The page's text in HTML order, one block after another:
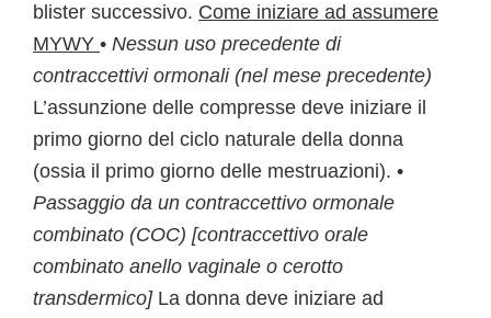
blister successivo. Come iniziare ad assumere
MYWY • Nessun uso precedente di
contraccettivi ormonali (nel mese precedente)
L’assunzione delle compresse deve iniziare il
primo giorno del ciclo naturale della donna
(ossia il primo giorno delle mestruazioni). •
Passaggio da un contraccettivo ormonale
combinato (COC) [contraccettivo orale
combinato anello vaginale o cerotto
transdermico]La donna deve iniziare ad